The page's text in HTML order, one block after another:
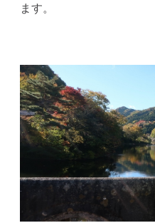
ます。